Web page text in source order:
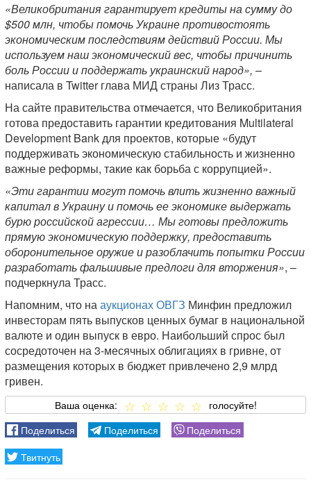
«Великобритания гарантирует кредиты на сумму до
$500 млн, чтобы помочь Украине противостоять
экономическим последствиям действий России. Мы
используем наш экономический вес, чтобы причинить
боль России и поддержать украинский народ», –
написала в Twitter глава МИД страны Лиз Трасс.
На сайте правительства отмечается, что Великобритания
готова предоставить гарантии кредитования Multilateral
Development Bank для проектов, которые «будут
поддерживать экономическую стабильность и жизненно
важные реформы, такие как борьба с коррупцией».
«Эти гарантии могут помочь влить жизненно важный
капитал в Украину и помочь ее экономике выдержать
бурю российской агрессии… Мы готовы предложить
прямую экономическую поддержку, предоставить
оборонительное оружие и разоблачить попытки России
разработать фальшивые предлоги для вторжения», –
подчеркнула Трасс.
Напомним, что нааукционах ОВГЗ Минфин предложил
инвесторам пять выпусков ценных бумаг в национальной
валюте и один выпуск в евро. Наибольший спрос был
сосредоточен на 3-месячных облигациях в гривне, от
размещения которых в бюджет привлечено 2,9 млрд
гривен.